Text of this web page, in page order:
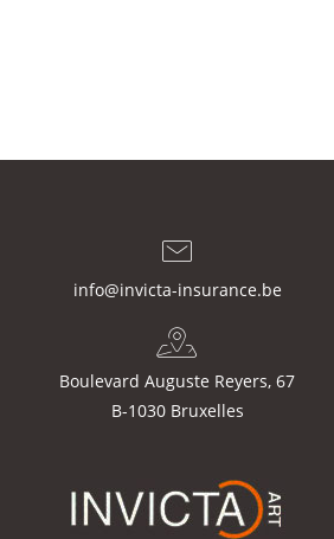
info@invicta-insurance.be
Boulevard Auguste Reyers, 67
B-1030 Bruxelles